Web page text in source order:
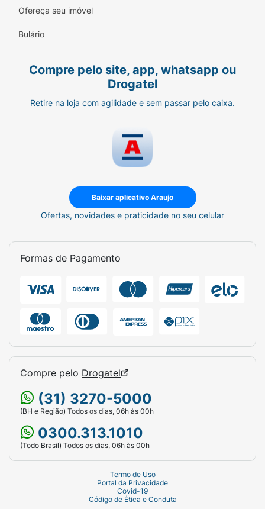
Ofereça seu imóvel
Bulário
Compre pelo site, app, whatsapp ou
Drogatel
Retire na loja com agilidade e sem passar pelo caixa.
Baixar aplicativo Araujo
Ofertas, novidades e praticidade no seu celular
Formas de Pagamento
Compre pelo Drogatel
(31) 3270-5000
(BH e Região) Todos os dias, 06h às 00h
0300.313.1010
(Todo Brasil) Todos os dias, 06h às 00h
Termo de Uso
Portal da Privacidade
Covid-19
Código de Ética e Conduta